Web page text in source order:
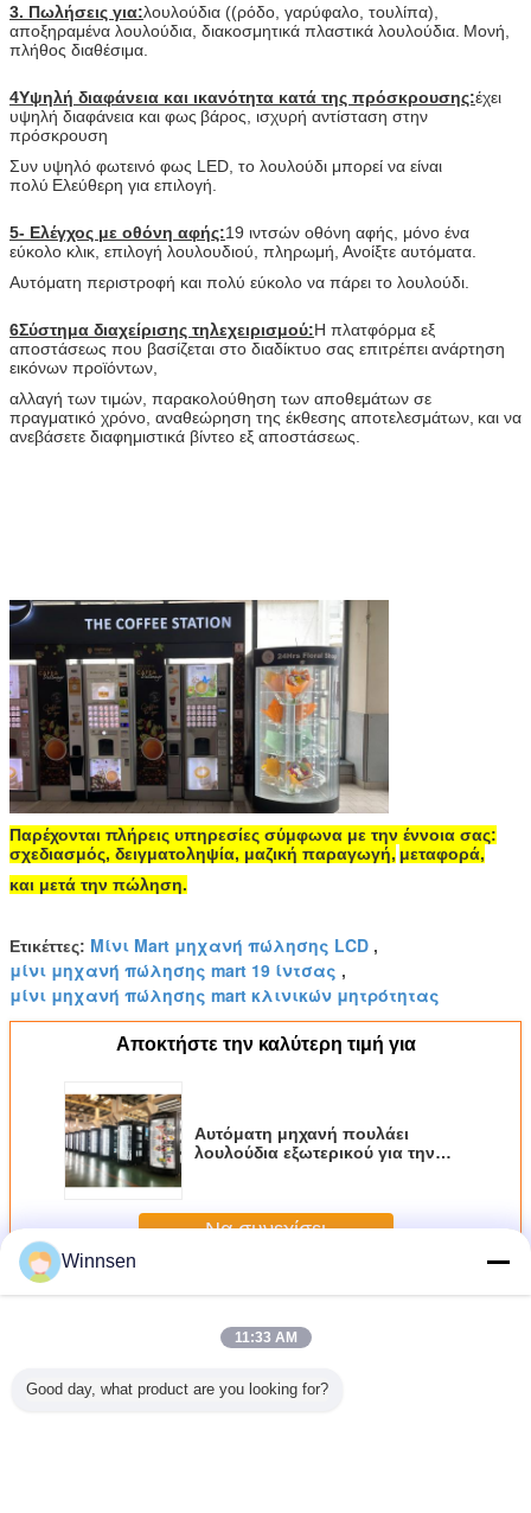
3. Πωλήσεις για:λουλούδια ((ρόδο, γαρύφαλο, τουλίπα),
αποξηραμένα λουλούδια, διακοσμητικά πλαστικά λουλούδια. Μονή,
πλήθος διαθέσιμα.
4Υψηλή διαφάνεια και ικανότητα κατά της πρόσκρουσης:έχει
υψηλή διαφάνεια και φως βάρος, ισχυρή αντίσταση στην
πρόσκρουση
Συν υψηλό φωτεινό φως LED, το λουλούδι μπορεί να είναι
πολύ Ελεύθερη για επιλογή.
5- Ελέγχος με οθόνη αφής:19 ιντσών οθόνη αφής, μόνο ένα
εύκολο κλικ, επιλογή λουλουδιού, πληρωμή, Ανοίξτε αυτόματα.
Αυτόματη περιστροφή και πολύ εύκολο να πάρει το λουλούδι.
6Σύστημα διαχείρισης τηλεχειρισμού:Η πλατφόρμα εξ
αποστάσεως που βασίζεται στο διαδίκτυο σας επιτρέπειανάρτηση
εικόνων προϊόντων,
αλλαγή των τιμών, παρακολούθηση των αποθεμάτων σε
πραγματικό χρόνο, αναθεώρηση της έκθεσης αποτελεσμάτων, και να
ανεβάσετε διαφημιστικά βίντεο εξ αποστάσεως.
Παρέχονται πλήρεις υπηρεσίες σύμφωνα με την έννοια σας:
σχεδιασμός, δειγματοληψία, μαζική παραγωγή, μεταφορά,
και μετά την πώληση.
Ετικέττες: Μίνι Mart μηχανή πώλησης LCD ,
μίνι μηχανή πώλησης mart 19 ίντσας ,
μίνι μηχανή πώλησης mart κλινικών μητρότητας
Αποκτήστε την καλύτερη τιμή για
Αυτόματη μηχανή πουλάει
λουλούδια εξωτερικού για την
LED
Να συνεχίσει
ΠερισσότεροιΜηχανή πώλησης λουλουδιών
Winnsen
11:33 AM
Good day, what product are you looking for?